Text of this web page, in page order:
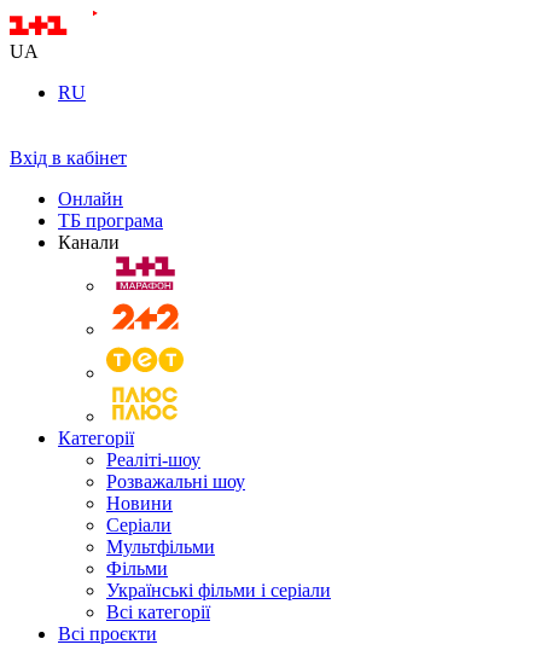
UA
RU
Вхід в кабінет
Онлайн
ТБ програма
Канали
Категорії
Реаліті-шоу
Розважальні шоу
Новини
Серіали
Мультфільми
Фільми
Українські фільми і серіали
Всі категорії
Всі проєкти